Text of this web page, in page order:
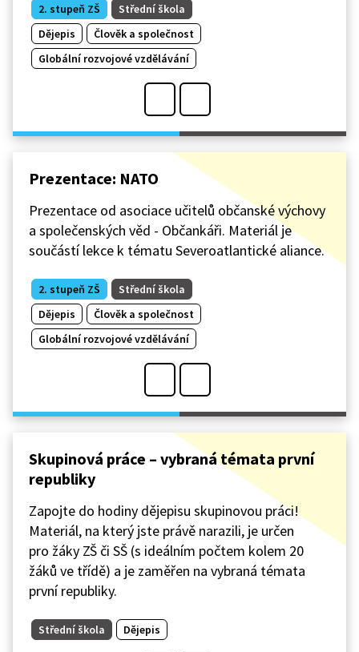
2. stupeň ZŠ
Střední škola
Dějepis
Člověk a společnost
Globální rozvojové vzdělávání
Prezentace: NATO
Prezentace od asociace učitelů občanské výchovy
a společenských věd - Občankáři. Materiál je
součástí lekce k tématu Severoatlantické aliance.
2. stupeň ZŠ
Střední škola
Dějepis
Člověk a společnost
Globální rozvojové vzdělávání
Skupinová práce – vybraná témata první
republiky
Zapojte do hodiny dějepisu skupinovou práci!
Materiál, na který jste právě narazili, je určen
pro žáky ZŠ či SŠ (s ideálním počtem kolem 20
žáků ve třídě) a je zaměřen na vybraná témata
první republiky.
Střední škola Dějepis